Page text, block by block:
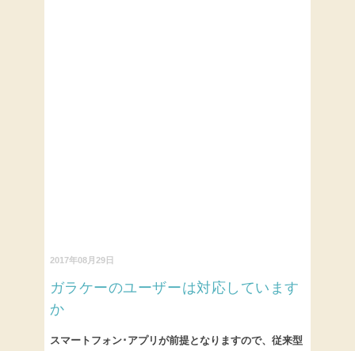
2017年08月29日
ガラケーのユーザーは対応しています
か
スマートフォン･アプリが前提となりますので、従来型